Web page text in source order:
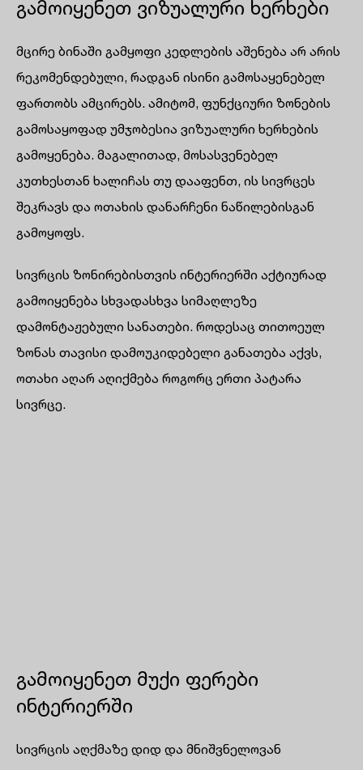
გამოიყენეთ ვიზუალური ხერხები
მცირე ბინაში გამყოფი კედლების აშენება არ არის
რეკომენდებული, რადგან ისინი გამოსაყენებელ
ფართობს ამცირებს. ამიტომ, ფუნქციური ზონების
გამოსაყოფად უმჯობესია ვიზუალური ხერხების
გამოყენება. მაგალითად, მოსასვენებელ
კუთხესთან ხალიჩას თუ დააფენთ, ის სივრცეს
შეკრავს და ოთახის დანარჩენი ნაწილებისგან
გამოყოფს.
სივრცის ზონირებისთვის ინტერიერში აქტიურად
გამოიყენება სხვადასხვა სიმაღლეზე
დამონტაჟებული სანათები. როდესაც თითოეულ
ზონას თავისი დამოუკიდებელი განათება აქვს,
ოთახი აღარ აღიქმება როგორც ერთი პატარა
სივრცე.
გამოიყენეთ მუქი ფერები
ინტერიერში
სივრცის აღქმაზე დიდ და მნიშვნელოვან